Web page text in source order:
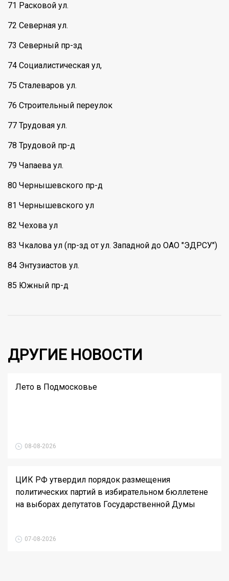
71 Расковой ул.
72 Северная ул.
73 Северный пр-зд
74 Социалистическая ул,
75 Сталеваров ул.
76 Строительный переулок
77 Трудовая ул.
78 Трудовой пр-д
79 Чапаева ул.
80 Чернышевского пр-д
81 Чернышевского ул
82 Чехова ул
83 Чкалова ул (пр-зд от ул. Западной до ОАО "ЭДРСУ")
84 Энтузиастов ул.
85 Южный пр-д
ДРУГИЕ НОВОСТИ
Лето в Подмосковье
08-08-2026
ЦИК РФ утвердил порядок размещения
политических партий в избирательном бюллетене
на выборах депутатов Государственной Думы
07-08-2026